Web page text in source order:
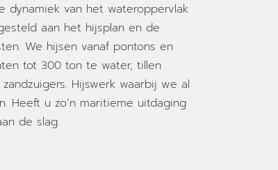
dynamiek van het wateroppervlak
aan het hijsplan en de
We hijsen vanaf pontons en
tot 300 ton te water, tillen
Hijswerk waarbij we al
Heeft u zo’n maritieme uitdaging
de slag.